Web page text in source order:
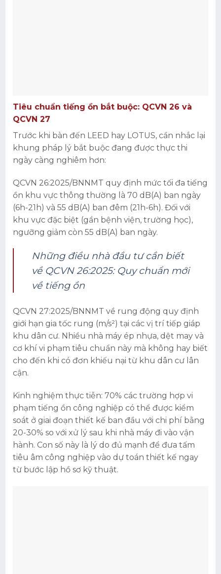
Tiêu chuẩn tiếng ồn bắt buộc: QCVN 26 và
QCVN 27
Trước khi bàn đến LEED hay LOTUS, cần nhắc lại
khung pháp lý bắt buộc đang được thực thi
ngày càng nghiêm hơn:
QCVN 26:2025/BNNMT quy định mức tối đa tiếng
ồn khu vực thông thường là 70 dB(A) ban ngày
(6h-21h) và 55 dB(A) ban đêm (21h-6h). Đối với
khu vực đặc biệt (gần bệnh viện, trường học),
ngưỡng giảm còn 55 dB(A) ban ngày.
Những điều nhà đầu tư cần biết
về QCVN 26:2025: Quy chuẩn mới
về tiếng ồn
QCVN 27:2025/BNNMT về rung động quy định
giới hạn gia tốc rung (m/s²) tại các vị trí tiếp giáp
khu dân cư. Nhiều nhà máy ép nhựa, dệt may và
cơ khí vi phạm tiêu chuẩn này mà không hay biết
cho đến khi có đơn khiếu nại từ khu dân cư lân
cận.
Kinh nghiệm thực tiễn: 70% các trường hợp vi
phạm tiếng ồn công nghiệp có thể được kiểm
soát ở giai đoạn thiết kế ban đầu với chi phí bằng
20-30% so với xử lý sau khi nhà máy đi vào vận
hành. Con số này là lý do đủ mạnh để đưa tấm
tiêu âm công nghiệp vào dự toán thiết kế ngay
từ bước lập hồ sơ kỹ thuật.